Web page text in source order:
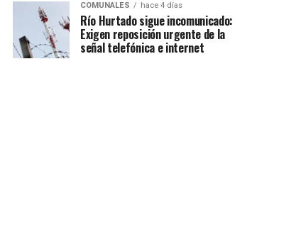
COMUNALES hace 4 días
Río Hurtado sigue incomunicado:
Exigen reposición urgente de la
señal telefónica e internet